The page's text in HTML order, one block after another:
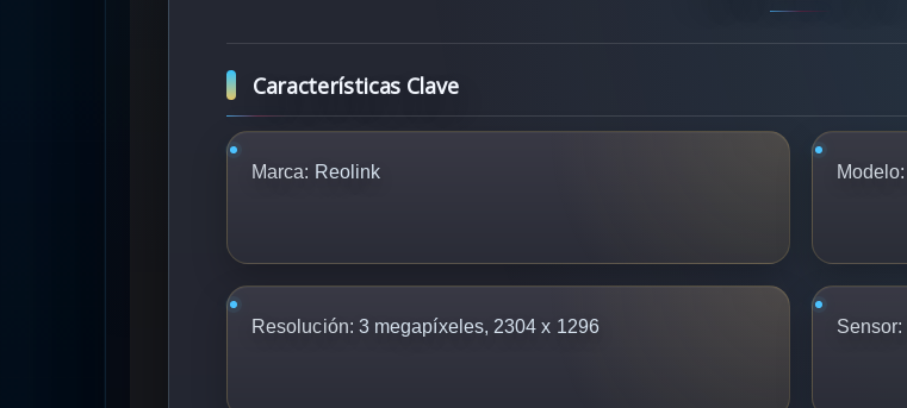
Características Clave
Marca: Reolink Modelo:
Resolución: 3 megapíxeles, 2304 x 1296 Sensor: